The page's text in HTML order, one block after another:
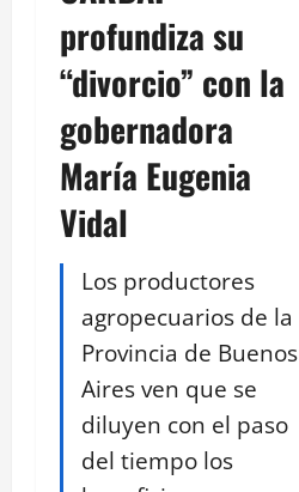
profundiza su
“divorcio” con la
gobernadora
María Eugenia
Vidal
Los productores
agropecuarios de la
Provincia de Buenos
Aires ven que se
diluyen con el paso
del tiempo los